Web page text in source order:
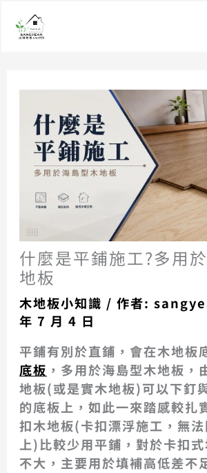
什麼是平鋪施工?多用
地板
木地板小知識 / 作者:
年 7 月 4 日
平鋪有別於直鋪，會在木地板
底板 ，多用於海島型木地板，
地板(或是實木地板)可以下釘
的底板上，如此一來踏感較扎
扣木地板(卡扣漂浮施工，無
上)比較少用平鋪，對於卡扣
不大，主要用於填補高低差不